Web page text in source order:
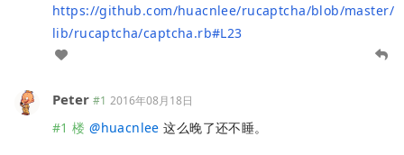
https://github.com/huacnlee/rucaptcha/blob/master/
lib/rucaptcha/captcha.rb#L23
Peter #1 2016年08月18日
#1 楼 @huacnlee 这么晚了还不睡。